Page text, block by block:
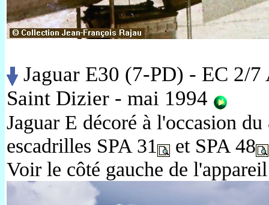
Jaguar E30 (7-PD) - EC 2/7
Saint Dizier - mai 1994
Jaguar E décoré à l'occasion
escadrilles SPA 31
et SPA 48
Voir le côté gauche de